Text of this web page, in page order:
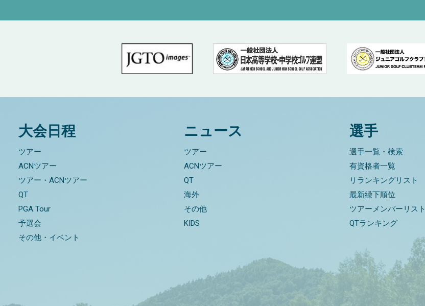
大会日程
ツアー
ACNツアー
ツアー・ACNツアー
QT
PGA Tour
予選会
その他・イベント
ニュース
ツアー
ACNツアー
QT
海外
その他
KIDS
選手
選手一覧・検索
有資格者一覧
リランキングリスト
最新繰下順位
ツアーメンバーリスト
QTランキング